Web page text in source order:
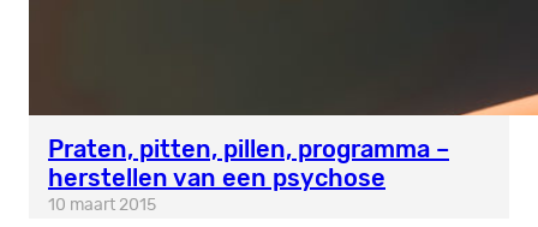
Praten, pitten, pillen, programma –
herstellen van een psychose
10 maart 2015